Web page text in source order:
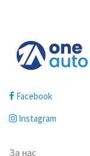
Facebook
Instagram
За нас